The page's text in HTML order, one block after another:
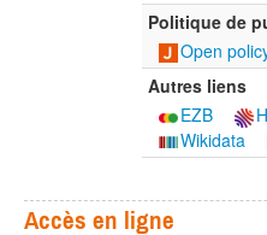
Politique de
Open
Autres liens
EZB
Wikidata
Accès en ligne